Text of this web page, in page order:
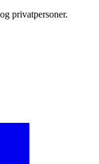
privatpersoner.